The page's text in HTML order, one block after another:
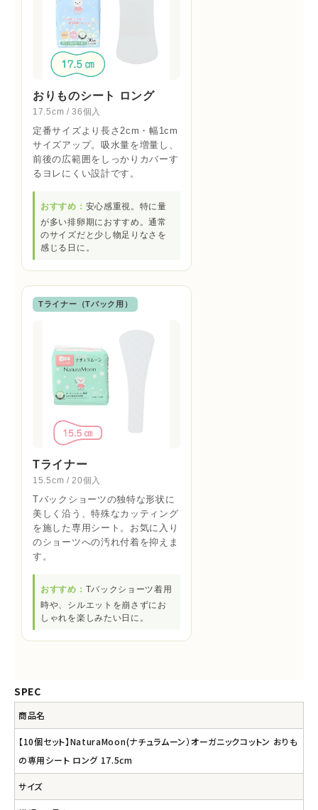
おりものシート ロング
17.5cm / 36個入
定番サイズより長さ2cm・幅1cm
サイズアップ。吸水量を増量し、
前後の広範囲をしっかりカバーす
るヨレにくい設計です。
おすすめ： 安心感重視。特に量
が多い排卵期におすすめ。通常
のサイズだと少し物足りなさを
感じる日に。
Tライナー（Tバック用）
Tライナー
15.5cm / 20個入
Tバックショーツの独特な形状に
美しく沿う、特殊なカッティング
を施した専用シート。お気に入り
のショーツへの汚れ付着を抑えま
す。
おすすめ： Tバックショーツ着用
時や、シルエットを崩さずにお
しゃれを楽しみたい日に。
SPEC
商品名
【10個セット】NaturaMoon(ナチュラムーン）オーガニックコットン おりも
の専用シート ロング 17.5cm
サイズ